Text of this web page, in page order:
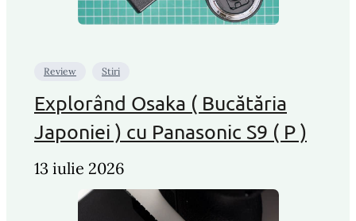
Review Stiri
Explorând Osaka ( Bucătăria
Japoniei ) cu Panasonic S9 ( P )
13 iulie 2026